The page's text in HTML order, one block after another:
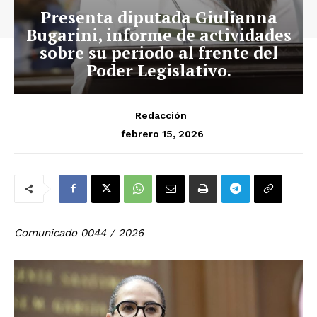
Presenta diputada Giulianna
Bugarini, informe de actividades
sobre su periodo al frente del
Poder Legislativo.
Redacción
febrero 15, 2026
Comunicado 0044 / 2026